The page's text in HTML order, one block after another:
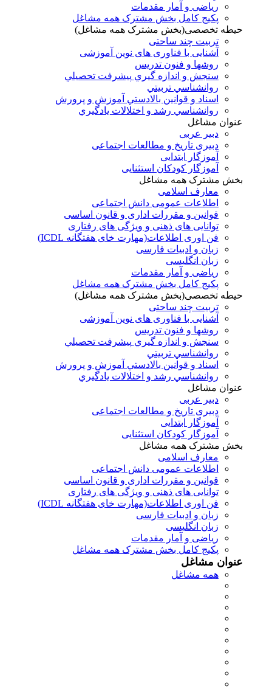
ریاضی و آمار مقدمات
پکیج کامل بخش مشترک همه مشاغل
حیطه تخصصی(بخش مشترک همه مشاغل)
تربیت چند ساحتی
آشنایی با فناوری های نوین آموزشی
روشها و فنون تدريس
سنجش و اندازه گيري پيشرفت تحصيلي
روانشناسي تربيتي
اسناد و قوانين بالادستي آموزش و پرورش
روانشناسي رشد و اختلالات يادگيري
عنوان مشاغل
دبير عربی
دبیری تاریخ و مطالعات اجتماعی
آموزگار ابتدایی
آموزگار کودکان استثنایی
بخش مشترک همه مشاغل
معارف اسلامی
اطلاعات عمومی دانش اجتماعی
قوانین و مقررات اداری و قانون اساسی
توانایی های ذهنی و ویژگی های رفتاری
فن اوری اطلاعات(مهارت خای هفتگانه ICDL)
زبان و ادبیات فارسی
زبان انگلیسی
ریاضی و آمار مقدمات
پکیج کامل بخش مشترک همه مشاغل
حیطه تخصصی(بخش مشترک همه مشاغل)
تربیت چند ساحتی
آشنایی با فناوری های نوین آموزشی
روشها و فنون تدريس
سنجش و اندازه گيري پيشرفت تحصيلي
روانشناسي تربيتي
اسناد و قوانين بالادستي آموزش و پرورش
روانشناسي رشد و اختلالات يادگيري
عنوان مشاغل
دبير عربی
دبیری تاریخ و مطالعات اجتماعی
آموزگار ابتدایی
آموزگار کودکان استثنایی
بخش مشترک همه مشاغل
معارف اسلامی
اطلاعات عمومی دانش اجتماعی
قوانین و مقررات اداری و قانون اساسی
توانایی های ذهنی و ویژگی های رفتاری
فن اوری اطلاعات(مهارت خای هفتگانه ICDL)
زبان و ادبیات فارسی
زبان انگلیسی
ریاضی و آمار مقدمات
پکیج کامل بخش مشترک همه مشاغل
عنوان مشاغل
همه مشاغل